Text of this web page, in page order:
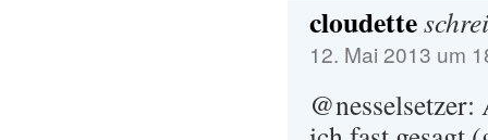
cloudette
12. Mai 2013 um